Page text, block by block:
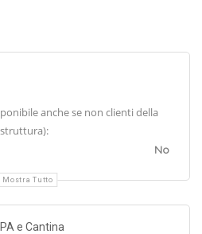
anche se non clienti della
struttura):
No
Mostra Tutto
e Cantina